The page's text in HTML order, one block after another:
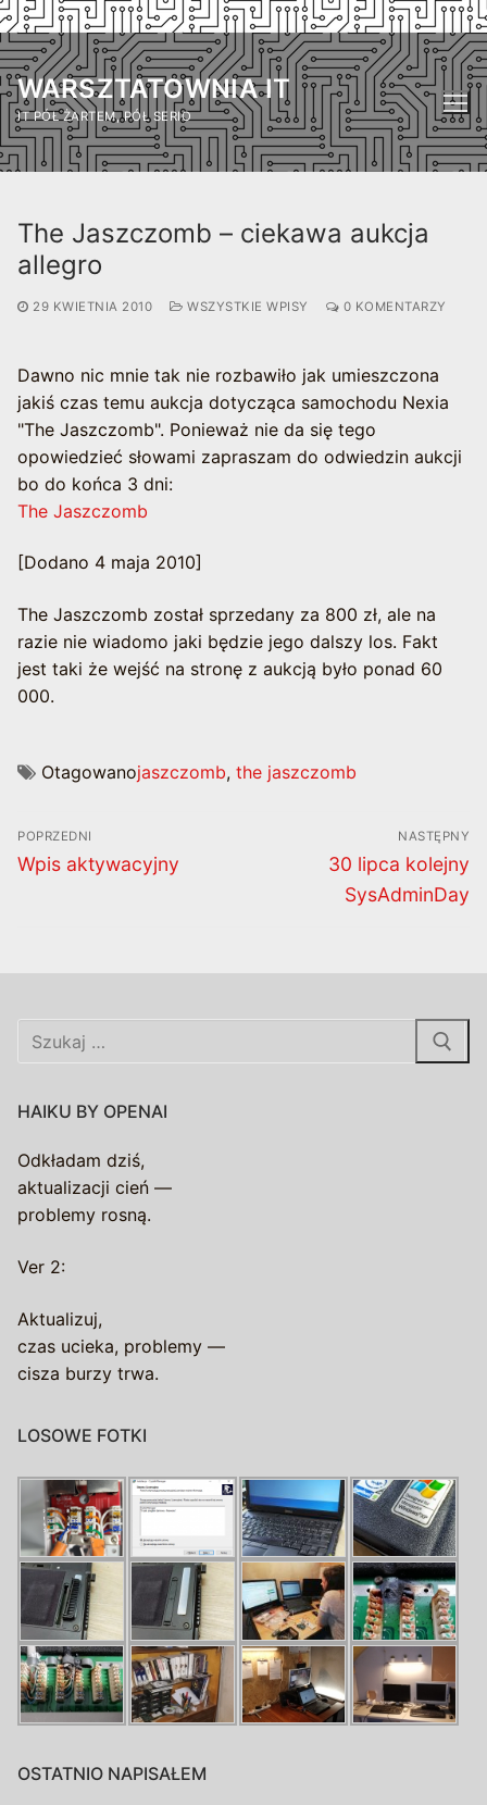
Przejdź
do
treści
WARSZTATOWNIA IT
IT PÓŁ ŻARTEM, PÓŁ SERIO
The Jaszczomb – ciekawa aukcja
allegro
29 KWIETNIA 2010 WSZYSTKIE WPISY 0 KOMENTARZY
Dawno nic mnie tak nie rozbawiło jak umieszczona
jakiś czas temu aukcja dotycząca samochodu Nexia
"The Jaszczomb". Ponieważ nie da się tego
opowiedzieć słowami zapraszam do odwiedzin aukcji
bo do końca 3 dni:
The Jaszczomb
[Dodano 4 maja 2010]
The Jaszczomb został sprzedany za 800 zł, ale na
razie nie wiadomo jaki będzie jego dalszy los. Fakt
jest taki że wejść na stronę z aukcją było ponad 60
000.
Otagowanojaszczomb, the jaszczomb
Nawigacja
wpisu
POPRZEDNI
Poprzedni
Wpis aktywacyjny
NASTĘPNY
Następny
wpis:
30 lipca kolejny
SysAdminDay
Szukaj:
HAIKU BY OPENAI
Odkładam dziś,
aktualizacji cień —
problemy rosną.
Ver 2:
Aktualizuj,
czas ucieka, problemy —
cisza burzy trwa.
LOSOWE FOTKI
OSTATNIO NAPISAŁEM